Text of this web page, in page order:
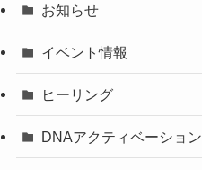
お知らせ
イベント情報
ヒーリング
DNAアクティベーション